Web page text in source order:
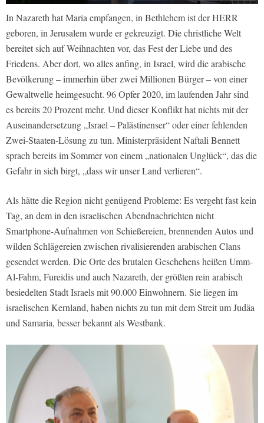
In Nazareth hat Maria empfangen, in Bethlehem ist der HERR
geboren, in Jerusalem wurde er gekreuzigt. Die christliche Welt
bereitet sich auf Weihnachten vor, das Fest der Liebe und des
Friedens. Aber dort, wo alles anfing, in Israel, wird die arabische
Bevölkerung – immerhin über zwei Millionen Bürger – von einer
Gewaltwelle heimgesucht. 96 Opfer 2020, im laufenden Jahr sind
es bereits 20 Prozent mehr. Und dieser Konflikt hat nichts mit der
Auseinandersetzung „Israel – Palästinenser“ oder einer fehlenden
Zwei-Staaten-Lösung zu tun. Ministerpräsident Naftali Bennett
sprach bereits im Sommer von einem „nationalen Unglück“, das die
Gefahr in sich birgt, „dass wir unser Land verlieren“.
Als hätte die Region nicht genügend Probleme: Es vergeht fast kein
Tag, an dem in den israelischen Abendnachrichten nicht
Smartphone-Aufnahmen von Schießereien, brennenden Autos und
wilden Schlägereien zwischen rivalisierenden arabischen Clans
gesendet werden. Die Orte des brutalen Geschehens heißen Umm-
Al-Fahm, Fureidis und auch Nazareth, der größten rein arabisch
besiedelten Stadt Israels mit 90.000 Einwohnern. Sie liegen im
israelischen Kernland, haben nichts zu tun mit dem Streit um Judäa
und Samaria, besser bekannt als Westbank.